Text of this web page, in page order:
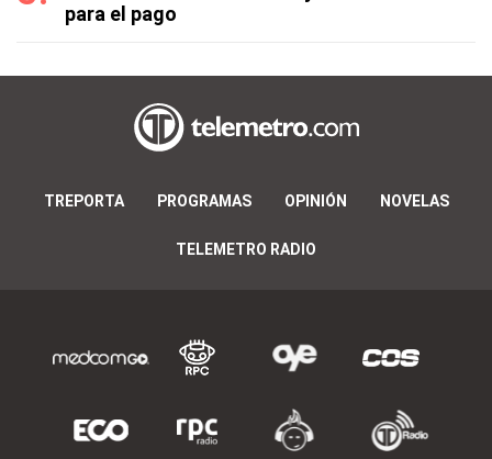
para el pago
TREPORTA PROGRAMAS OPINIÓN NOVELAS
TELEMETRO RADIO